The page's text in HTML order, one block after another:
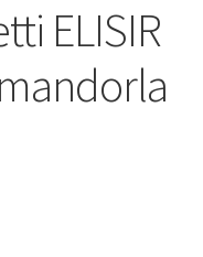
il mese di agosto
ELISIR
mandorla